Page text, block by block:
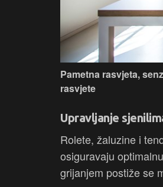
Pametna rasvjeta,
rasvjete
Upravljanje
Rolete, žaluzine i
osiguravaju
grijanjem postiže se